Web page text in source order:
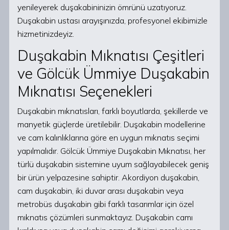
yenileyerek duşakabininizin ömrünü uzatıyoruz.
Duşakabin ustası arayışınızda, profesyonel ekibimizle
hizmetinizdeyiz.
Duşakabin Mıknatısı Çeşitleri
ve Gölcük Ümmiye Duşakabin
Mıknatısı Seçenekleri
Duşakabin mıknatısları, farklı boyutlarda, şekillerde ve
manyetik güçlerde üretilebilir. Duşakabin modellerine
ve cam kalınlıklarına göre en uygun mıknatıs seçimi
yapılmalıdır. Gölcük Ümmiye Duşakabin Mıknatısı, her
türlü duşakabin sistemine uyum sağlayabilecek geniş
bir ürün yelpazesine sahiptir. Akordiyon duşakabin,
cam duşakabin, iki duvar arası duşakabin veya
metrobüs duşakabin gibi farklı tasarımlar için özel
mıknatıs çözümleri sunmaktayız. Duşakabin camı